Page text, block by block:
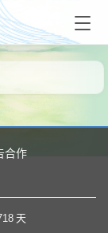
合作
天